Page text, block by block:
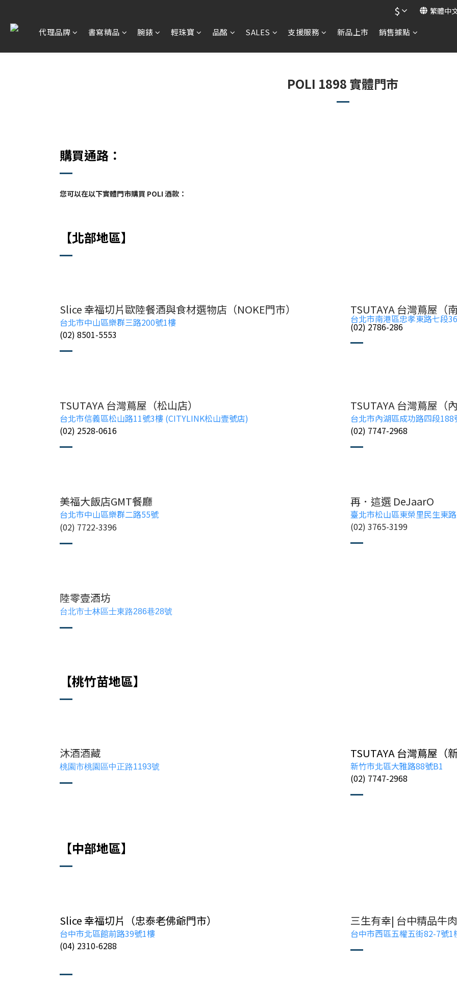
$ 繁體中
代理品牌 書寫精品 腕錶 輕珠寶 品酩 SALES 支援服務 新品上市 銷售據點
POLI 1898 實體門市
購買通路：
您可以在以下實體門市購買 POLI 酒款：
【北部地區】
Slice 幸福切片歐陸餐酒與食材選物店（NOKE門市）
台北市中山區樂群三路200號1樓
(02) 8501-5553
TSUTAYA 台灣蔦屋（南
台北市南港區忠孝東路七段
(02) 2786-286
TSUTAYA 台灣蔦屋（松山店）
台北市信義區松山路11號3樓 (CITYLINK松山壹號店)
(02) 2528-0616
TSUTAYA 台灣蔦屋（內
台北市內湖區成功路四段
(02) 7747-2968
美福大飯店GMT餐廳
台北市中山區樂群二路55號
(02) 7722-3396
再．這選 DeJaarO
臺北市松山區東榮里民生東
(02) 3765-3199
陸零壹酒坊
台北市士林區士東路286巷28號
【桃竹苗地區】
沐酒酒藏
桃園市桃園區中正路1193號
TSUTAYA 台灣蔦屋（
新竹市北區大雅路88號B1
(02) 7747-2968
【中部地區】
Slice 幸福切片（忠泰老佛爺門市）
台中市北區館前路39號1樓
(04) 2310-6288
三生有幸| 台中精品牛
台中市西區五權五街82-7號1